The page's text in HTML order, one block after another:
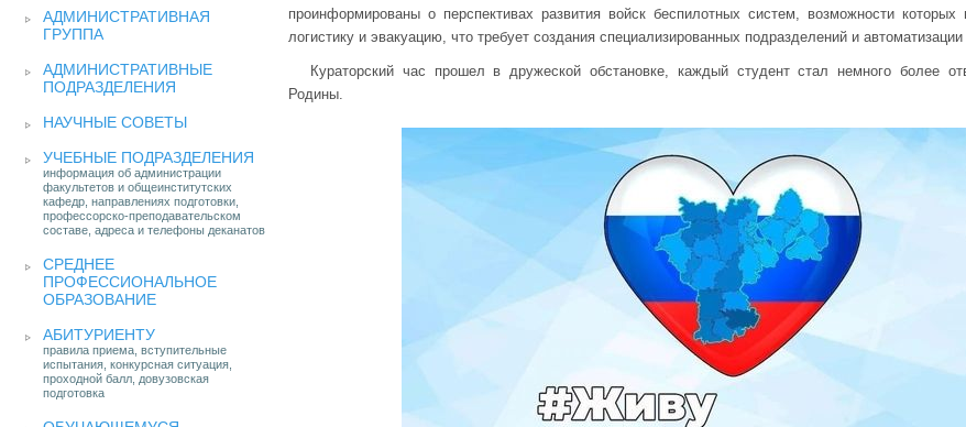
АДМИНИСТРАТИВНАЯ
ГРУППА
АДМИНИСТРАТИВНЫЕ
ПОДРАЗДЕЛЕНИЯ
НАУЧНЫЕ СОВЕТЫ
УЧЕБНЫЕ ПОДРАЗДЕЛЕНИЯ
информация об администрации
факультетов и общеинститутских
кафедр, направлениях подготовки,
профессорско-преподавательском
составе, адреса и телефоны деканатов
СРЕДНЕЕ
ПРОФЕССИОНАЛЬНОЕ
ОБРАЗОВАНИЕ
АБИТУРИЕНТУ
правила приема, вступительные
испытания, конкурсная ситуация,
проходной балл, довузовская
подготовка
проинформированы о перспективах развития войск беспилотных систем, возможности которых
логистику и эвакуацию, что требует создания специализированных подразделений и
Кураторский час прошел в дружеской обстановке, каждый студент стал немного более
Родины.